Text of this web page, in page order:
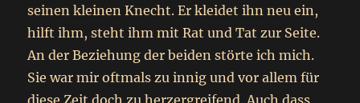
seinen kleinen Knecht. Er kleidet ihn neu ein,
hilft ihm, steht ihm mit Rat und Tat zur Seite.
An der Beziehung der beiden störte ich mich.
Sie war mir oftmals zu innig und vor allem für